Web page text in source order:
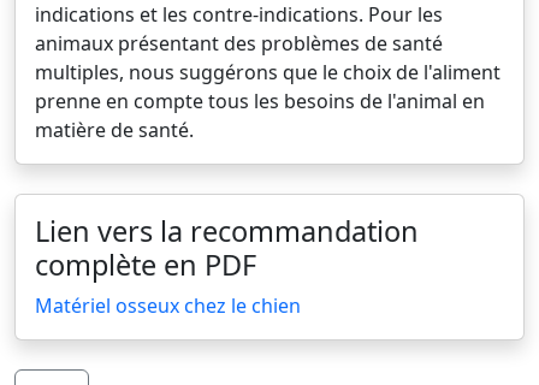
indications et les contre-indications. Pour les
animaux présentant des problèmes de santé
multiples, nous suggérons que le choix de l'aliment
prenne en compte tous les besoins de l'animal en
matière de santé.
Lien vers la recommandation
complète en PDF
Matériel osseux chez le chien